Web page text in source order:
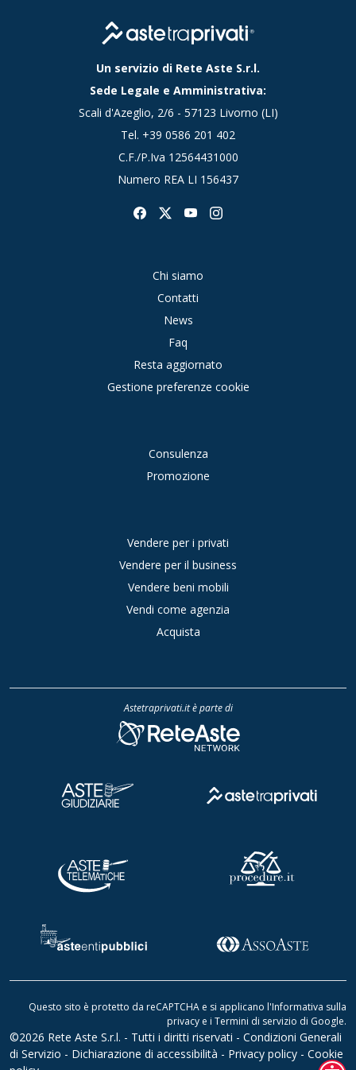
Un servizio di Rete Aste S.r.l.
Sede Legale e Amministrativa:
Scali d'Azeglio, 2/6 - 57123 Livorno (LI)
Tel. +39 0586 201 402
C.F./P.Iva 12564431000
Numero REA LI 156437
Chi siamo
Contatti
News
Faq
Resta aggiornato
Gestione preferenze cookie
Consulenza
Promozione
Vendere per i privati
Vendere per il business
Vendere beni mobili
Vendi come agenzia
Acquista
Astetraprivati.it è parte di
Questo sito è protetto da reCAPTCHA e si applicano l'Informativa sulla
privacy e i Termini di servizio di Google.
©2026 Rete Aste S.r.l. - Tutti i diritti riservati - Condizioni Generali
di Servizio - Dichiarazione di accessibilità - Privacy policy - Cookie